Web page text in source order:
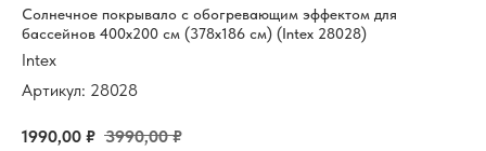
Солнечное покрывало с обогревающим эффектом для
бассейнов 400x200 см (378x186 см) (Intex 28028)
Intex
Артикул: 28028
1990,00 ₽ 3990,00 ₽